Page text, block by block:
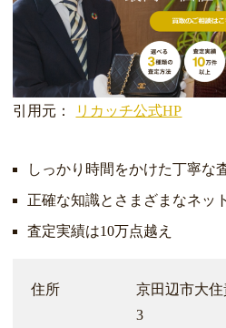
引用元： リカッチ公式HP
しっかり時間をかけた丁寧な
正確な知識とさまざまなネッ
査定実績は10万点越え
住所
京田辺市大
3